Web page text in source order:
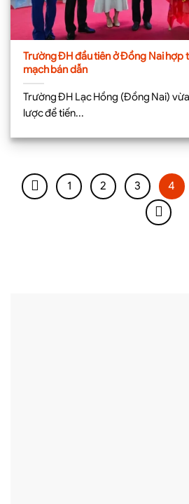
Trường ĐH đầu tiên ở Đồng Nai hợp
mạch bán dẫn
Trường ĐH Lạc Hồng (Đồng Nai)
lược để tiến...
1 2 3 4